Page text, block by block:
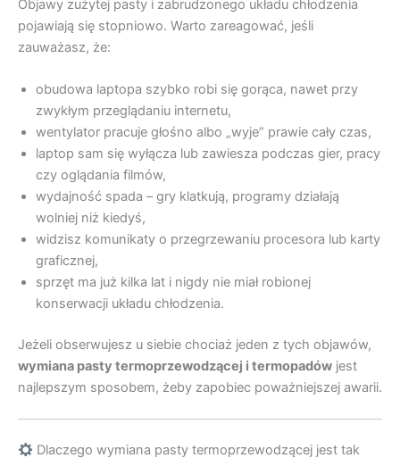
Objawy zużytej pasty i zabrudzonego układu chłodzenia
pojawiają się stopniowo. Warto zareagować, jeśli
zauważasz, że:
obudowa laptopa szybko robi się gorąca, nawet przy
zwykłym przeglądaniu internetu,
wentylator pracuje głośno albo „wyje” prawie cały czas,
laptop sam się wyłącza lub zawiesza podczas gier, pracy
czy oglądania filmów,
wydajność spada – gry klatkują, programy działają
wolniej niż kiedyś,
widzisz komunikaty o przegrzewaniu procesora lub karty
graficznej,
sprzęt ma już kilka lat i nigdy nie miał robionej
konserwacji układu chłodzenia.
Jeżeli obserwujesz u siebie chociaż jeden z tych objawów,
wymiana pasty termoprzewodzącej i termopadów jest
najlepszym sposobem, żeby zapobiec poważniejszej awarii.
Dlaczego wymiana pasty termoprzewodzącej jest tak